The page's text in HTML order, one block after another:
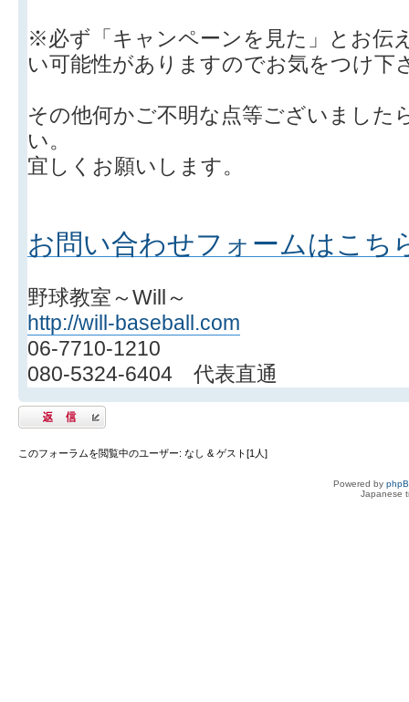
※必ず「キャンペーンを見た」とお伝
い可能性がありますのでお気をつけ下
その他何かご不明な点等ございました
い。
宜しくお願いします。
お問い合わせフォームはこち
野球教室～Will～
http://will-baseball.com
06-7710-1210
080-5324-6404 代表直通
返信する
このフォーラムを閲覧中のユーザー: なし & ゲスト[1人]
Powered by
Japanese